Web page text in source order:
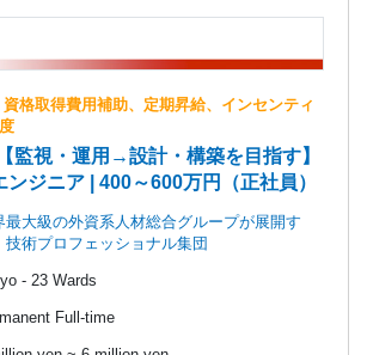
資格取得費用補助、定期昇給、インセンティ
【監視・運用→設計・構築を目指す】
ジニア | 400～600万円（正社員）
最大級の外資系人材総合グループが展開す
技術プロフェッショナル集団
- 23 Wards
Full-time